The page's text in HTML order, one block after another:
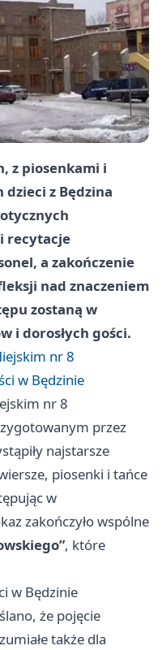
z piosenkami i
z Będzina
recytacje
a zakończenie
nad znaczeniem
zostaną w
i dorosłych gości.
nr 8
w Będzinie
nr 8
przez
najstarsze
piosenki i tańce
w
zakończyło wspólne
, które
w Będzinie
że pojęcie
także dla